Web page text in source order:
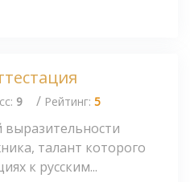
9 / Рейтинг: 5
талант которого
к русским...